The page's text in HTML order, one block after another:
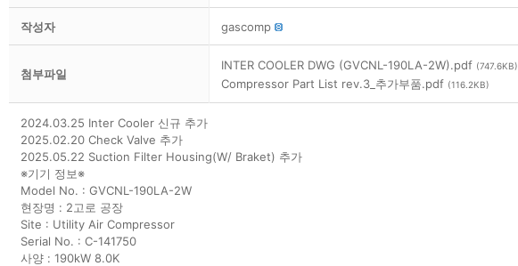
작성자 gascomp
첨부파일
INTER COOLER DWG (GVCNL-190LA-2W).pdf (747.6KB)
Compressor Part List rev.3_추가부품.pdf (116.2KB)
2024.03.25 Inter Cooler 신규 추가
2025.02.20 Check Valve 추가
2025.05.22 Suction Filter Housing(W/ Braket) 추가
※기기 정보※
Model No. : GVCNL-190LA-2W
현장명 : 2고로 공장
Site : Utility Air Compressor
Serial No. : C-141750
사양 : 190kW 8.0K